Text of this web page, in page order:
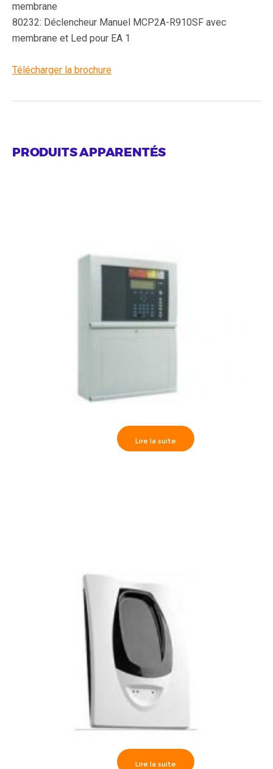
membrane
80232: Déclencheur Manuel MCP2A-R910SF avec
membrane et Led pour EA 1
Télécharger la brochure
PRODUITS APPARENTÉS
Lire la suite
Lire la suite